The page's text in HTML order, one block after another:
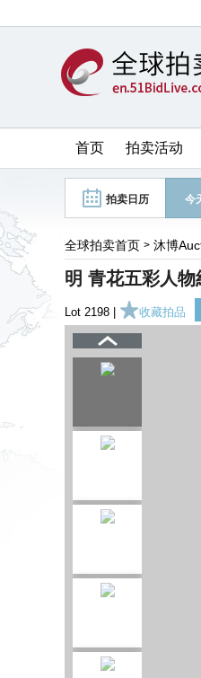
首页 拍卖活动
拍卖日历 今
全球拍卖首页 > 沐博
明 青花五彩人物
Lot 2198 | 收藏拍品